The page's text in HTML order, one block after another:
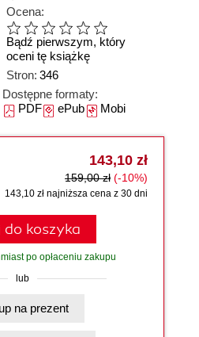
Ocena:
Bądź pierwszym, który
oceni tę książkę
Stron: 346
Dostępne formaty:
PDFePubMobi
143,10 zł
159,00 zł (-10%)
143,10 zł najniższa cena z 30 dni
do koszyka
po opłaceniu zakupu
lub
Kup na prezent